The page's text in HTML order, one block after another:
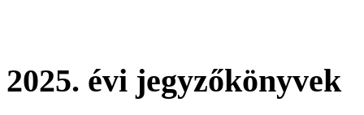
2025. évi jegyzőkönyvek